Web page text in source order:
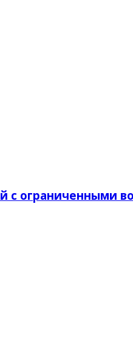
с ограниченными